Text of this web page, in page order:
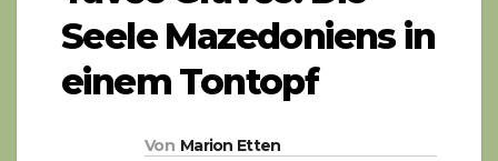
Seele Mazedoniens in
einem Tontopf
Von Marion Etten